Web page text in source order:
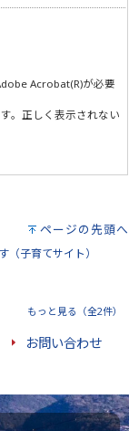
Acrobat(R)が必要
。正しく表示されない
ページの先頭へ
（子育てサイト）
もっと見る（全2件）
お問い合わせ